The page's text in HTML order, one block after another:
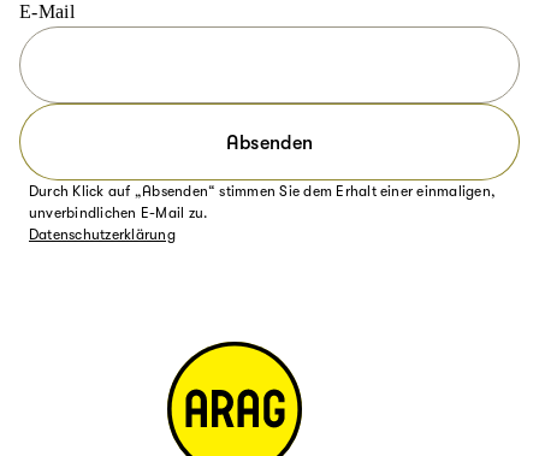
E-Mail
Absenden
Durch Klick auf „Absenden“ stimmen Sie dem Erhalt einer einmaligen,
unverbindlichen E-Mail zu.
Datenschutzerklärung